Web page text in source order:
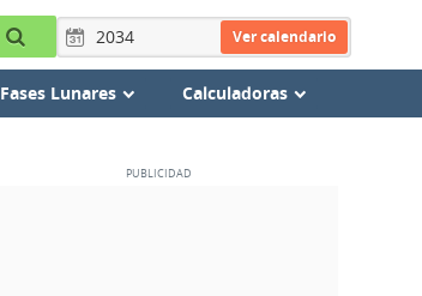
Ver calendario
Fases Lunares Calculadoras